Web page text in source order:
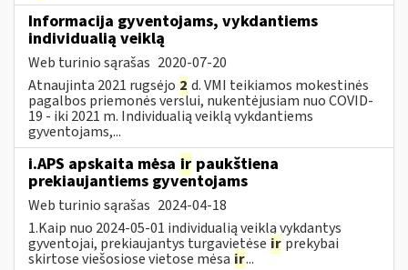
Informacija gyventojams, vykdantiems
individualią veiklą
Web turinio sąrašas 2020-07-20
Atnaujinta 2021 rugsėjo 2 d. VMI teikiamos mokestinės
pagalbos priemonės verslui, nukentėjusiam nuo COVID-
19 - iki 2021 m. Individualią veiklą vykdantiems
gyventojams,...
i.APS apskaita mėsa ir paukštiena
prekiaujantiems gyventojams
Web turinio sąrašas 2024-04-18
1.Kaip nuo 2024-05-01 individualią veiklą vykdantys
gyventojai, prekiaujantys turgavietėse ir prekybai
skirtose viešosiose vietose mėsa ir...